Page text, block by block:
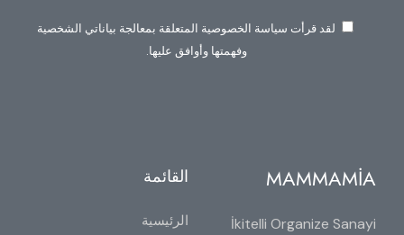
لقد قرأت سياسة الخصوصية المتعلقة بمعالجة بياناتي الشخصية
وفهمتها وأوافق عليها.
MAMMAMİA
İkitelli Organize Sanayi
القائمة
الرئيسية